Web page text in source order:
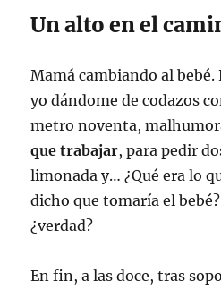
Un alto en el
Mamá cambiando al bebé.
yo dándome de codazos
metro noventa,
que trabajar, para pedir
limonada y… ¿Qué era lo
dicho que tomaría el
¿verdad?
En fin, a las doce, tras